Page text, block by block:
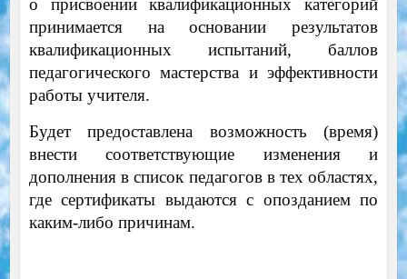
о присвоении квалификационных категорий
принимается на основании результатов
квалификационных испытаний, баллов
педагогического мастерства и эффективности
работы учителя.
Будет предоставлена ​​возможность (время)
внести соответствующие изменения и
дополнения в список педагогов в тех областях,
где сертификаты выдаются с опозданием по
каким-либо причинам.